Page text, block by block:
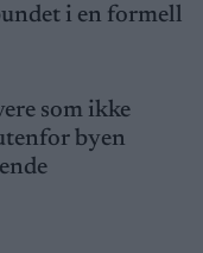
i en formell
som ikke
byen